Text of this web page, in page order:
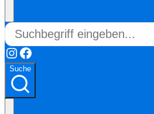
Instagram
Facebook
Suche